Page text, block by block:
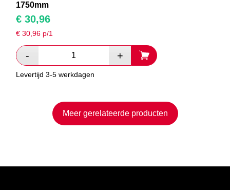
1750mm
€ 30,96
€30,96 p/1
Levertijd 3-5 werkdagen
Meer gerelateerde producten